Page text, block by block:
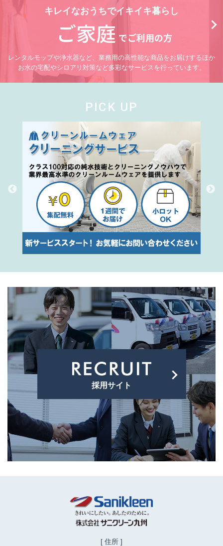
キレイなおうちでイキイキ暮らし
ご家庭 でご利用の方
レンタルモップや浄水器など、業務用の高性能な商品をお届けするほか
お水の宅配やシロアリ対策など多彩なサービスを行っています。
PICK UP
採用サイト
[ 住所 ]